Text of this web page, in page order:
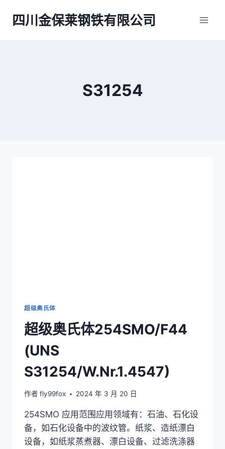
四川金保莱钢铁有限公司
S31254
超级奥氏体
超级奥氏体254SMO/F44
(UNS
S31254/W.Nr.1.4547)
作者 fly99fox 2024 年 3 月 20 日
254SMO 应用范围应用领域有：石油、石化设
备，如石化设备中的波纹管。纸浆、造纸漂白
设备，如纸浆蒸煮器、漂白设备、过滤洗涤器